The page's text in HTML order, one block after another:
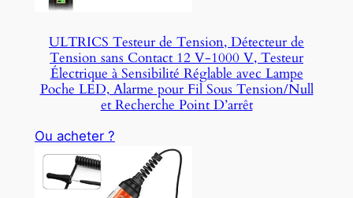
ULTRICS Testeur de Tension, Détecteur de
Tension sans Contact 12 V-1000 V, Testeur
Électrique à Sensibilité Réglable avec Lampe
Poche LED, Alarme pour Fil Sous Tension/Null
et Recherche Point D’arrêt
Ou acheter ?